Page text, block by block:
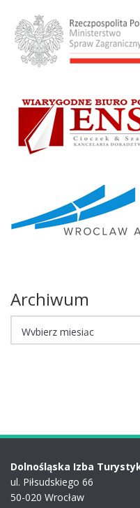
Archiwum
Dolnośląska Izba
ul. Piłsudskiego 66
50-020 Wrocław